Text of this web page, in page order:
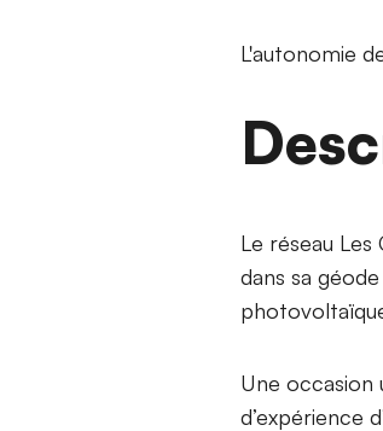
L'autonomie
Le réseau
dans sa
Une occasion
d’expérience